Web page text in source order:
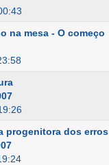
na mesa - O começo
progenitora dos erros